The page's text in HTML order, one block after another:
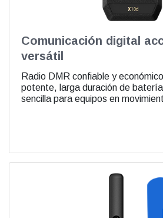
Comunicación digital
versátil
Radio DMR confiable y
potente, larga duración de
sencilla para equipos en